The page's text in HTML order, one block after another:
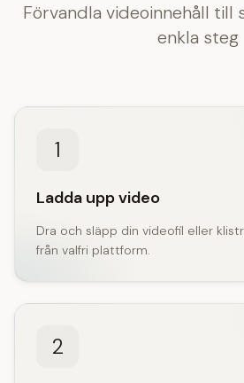
Förvandla videoinnehåll till
enkla steg
1
Ladda upp video
Dra och släpp din videofil eller
från valfri plattform.
2